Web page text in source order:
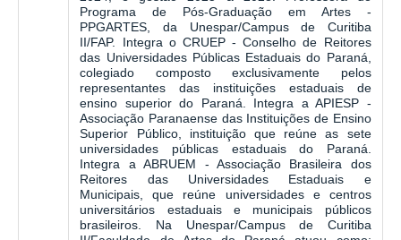
Programa de Pós-Graduação em Artes -
PPGARTES, da Unespar/Campus de Curitiba
II/FAP. Integra o CRUEP - Conselho de Reitores
das Universidades Públicas Estaduais do Paraná,
colegiado composto exclusivamente pelos
representantes das instituições estaduais de
ensino superior do Paraná. Integra a APIESP -
Associação Paranaense das Instituições de Ensino
Superior Público, instituição que reúne as sete
universidades públicas estaduais do Paraná.
Integra a ABRUEM - Associação Brasileira dos
Reitores das Universidades Estaduais e
Municipais, que reúne universidades e centros
universitários estaduais e municipais públicos
brasileiros. Na Unespar/Campus de Curitiba